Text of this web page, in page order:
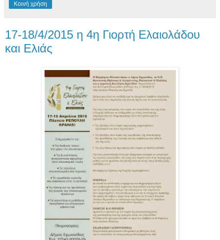
Κοινή χρήση
17-18/4/2015 η 4η Γιορτή Ελαιολάδου
και Ελιάς